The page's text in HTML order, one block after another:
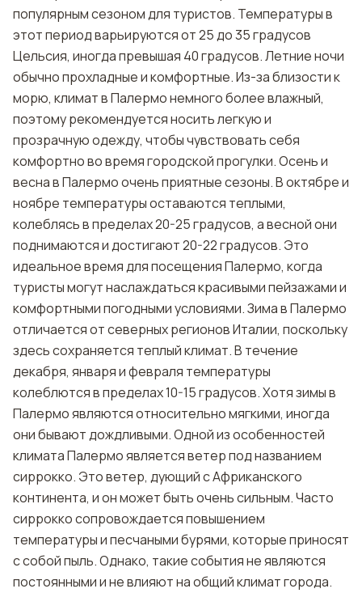
популярным сезоном для туристов. Температуры в
этот период варьируются от 25 до 35 градусов
Цельсия, иногда превышая 40 градусов. Летние ночи
обычно прохладные и комфортные. Из-за близости к
морю, климат в Палермо немного более влажный,
поэтому рекомендуется носить легкую и
прозрачную одежду, чтобы чувствовать себя
комфортно во время городской прогулки. Осень и
весна в Палермо очень приятные сезоны. В октябре и
ноябре температуры оставаются теплыми,
колеблясь в пределах 20-25 градусов, а весной они
поднимаются и достигают 20-22 градусов. Это
идеальное время для посещения Палермо, когда
туристы могут наслаждаться красивыми пейзажами и
комфортными погодными условиями. Зима в Палермо
отличается от северных регионов Италии, поскольку
здесь сохраняется теплый климат. В течение
декабря, января и февраля температуры
колеблются в пределах 10-15 градусов. Хотя зимы в
Палермо являются относительно мягкими, иногда
они бывают дождливыми. Одной из особенностей
климата Палермо является ветер под названием
сиррокко. Это ветер, дующий с Африканского
континента, и он может быть очень сильным. Часто
сиррокко сопровождается повышением
температуры и песчаными бурями, которые приносят
с собой пыль. Однако, такие события не являются
постоянными и не влияют на общий климат города.